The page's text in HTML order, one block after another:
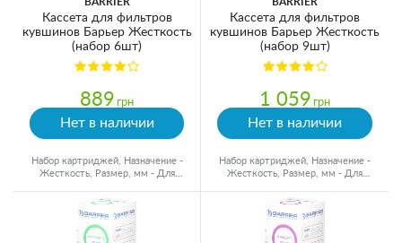
Кассета для фильтров
кувшинов Барьер Жесткость
(набор 6шт)
889 грн
Нет в наличии
Набор картриджей, Назначение -
Жесткость, Размер, мм - Для
Кассета для фильтров
кувшинов Барьер Жесткость
(набор 9шт)
1 059 грн
Нет в наличии
Набор картриджей, Назначение -
Жесткость, Размер, мм - Для